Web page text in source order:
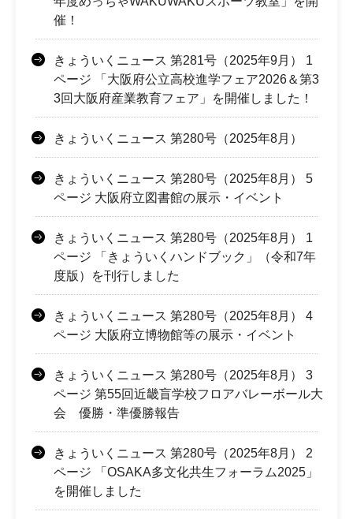
催！
きょういくニュース 第281号（2025年9月） 1
ページ 「大阪府公立高校進学フェア2026＆第3
3回大阪府産業教育フェア」を開催しました！
きょういくニュース 第280号（2025年8月）
きょういくニュース 第280号（2025年8月） 5
ページ 大阪府立図書館の展示・イベント
きょういくニュース 第280号（2025年8月） 1
ページ 「きょういくハンドブック」（令和7年
度版）を刊行しました
きょういくニュース 第280号（2025年8月） 4
ページ 大阪府立博物館等の展示・イベント
きょういくニュース 第280号（2025年8月） 3
ページ 第55回近畿盲学校フロアバレーボール大
会 優勝・準優勝報告
きょういくニュース 第280号（2025年8月） 2
ページ 「OSAKA多文化共生フォーラム2025」
を開催しました